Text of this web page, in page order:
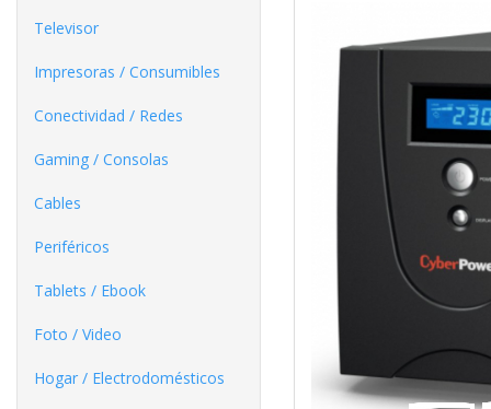
Televisor
Impresoras / Consumibles
Conectividad / Redes
Gaming / Consolas
Cables
Periféricos
Tablets / Ebook
Foto / Video
Hogar / Electrodomésticos